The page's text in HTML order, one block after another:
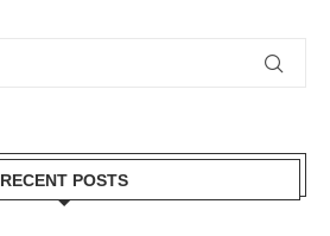
RECENT POSTS